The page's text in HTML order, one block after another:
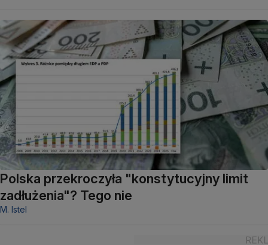
Polska przekroczyła "konstytucyjny limit
zadłużenia"? Tego nie
M. Istel